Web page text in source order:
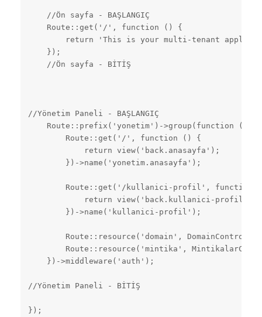
    //Ön sayfa - BAŞLANGIÇ
    Route::get('/', function () {
return 'This is your multi-tenant
    });
    //Ön sayfa - BİTİŞ
//Yönetim Paneli - BAŞLANGIÇ
    Route::prefix('yonetim')->group(function () {
        Route::get('/', function () {
            return view('back.anasayfa');
        })->name('yonetim.anasayfa');
Route::get('/kullanici-profil', function
return view('back.kullanici-
        })->name('kullanici-profil');
Route::resource('domain',
Route::resource('mintika',
    })->middleware('auth');
//Yönetim Paneli - BİTİŞ
});